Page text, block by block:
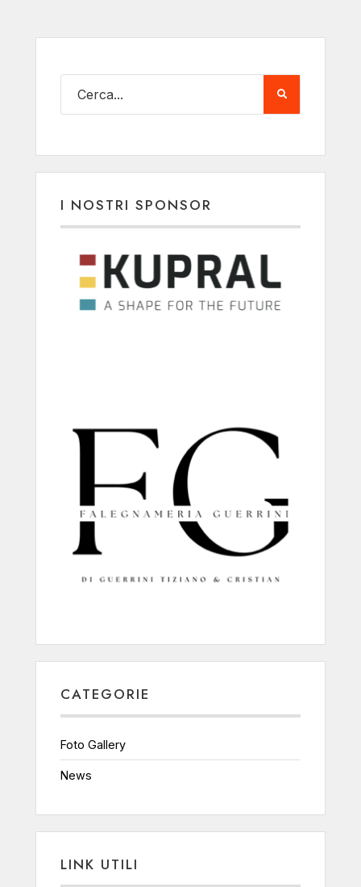
I NOSTRI SPONSOR
CATEGORIE
Foto Gallery
News
LINK UTILI